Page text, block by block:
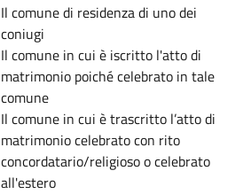
Il comune di residenza di uno dei
coniugi
Il comune in cui è iscritto l'atto di
matrimonio poiché celebrato in tale
comune
Il comune in cui è trascritto l’atto di
matrimonio celebrato con rito
concordatario/religioso o celebrato
all'estero